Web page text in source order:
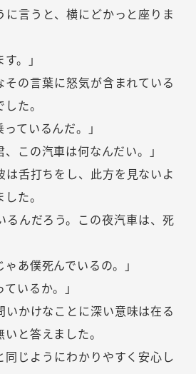
に言うと、横にどかっと座りま
。」
その言葉に怒気が含まれている
た。
っているんだ。」
、この汽車は何なんだい。」
は舌打ちをし、此方を見ないよ
た。
るんだろう。この夜汽車は、死
ゃあ僕死んでいるの。」
ているか。」
いかけなことに深い意味は在る
と答えました。
同じようにわかりやすく安心し